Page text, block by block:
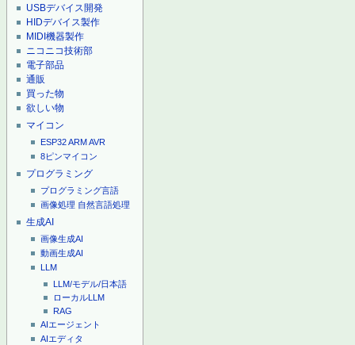
USBデバイス開発
HIDデバイス製作
MIDI機器製作
ニコニコ技術部
電子部品
通販
買った物
欲しい物
マイコン
ESP32ARMAVR
8ピンマイコン
プログラミング
プログラミング言語
画像処理 自然言語処理
生成AI
画像生成AI
動画生成AI
LLM
LLM/モデル/日本語
ローカルLLM
RAG
AIエージェント
AIエディタ